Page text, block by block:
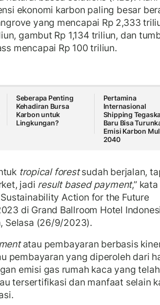
ekonomi karbon paling besar
yang mencapai Rp 2,333
gambut Rp 1,134 triliun, dan
mencapai Rp 100 triliun.
Seberapa Penting
Kehadiran Bursa
Karbon untuk
Lingkungan?
Pertamina
Internasional
Shipping
Baru Bisa
Emisi Karbon
2040
tropical forestsudah berjalan,
jadi result based payment,”
Action for the Future
di Grand Ballroom Hotel
Selasa (26/9/2023).
atau pembayaran berbasis
pembayaran yang diperoleh dari
emisi gas rumah kaca yang telah
tersertifikasi dan manfaat selain